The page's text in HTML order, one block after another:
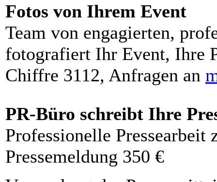
Fotos von Ihrem Event
Team von engagierten,
fotografiert Ihr Event, Ihre
Chiffre 3112, Anfragen an
PR-Büro schreibt Ihre
Professionelle Pressearbeit
Pressemeldung 350 €